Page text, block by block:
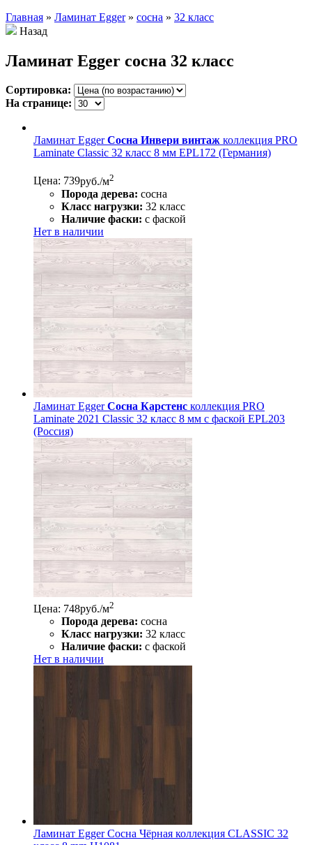
Главная » Ламинат Egger » сосна » 32 класс
Назад
Ламинат Egger сосна 32 класс
Сортировка:
На странице:
Ламинат EggerСосна Инвери винтаж коллекция PRO
Laminate Classic 32 класс 8 мм EPL172 (Германия)
Цена: 739руб./м2
Порода дерева: сосна
Класс нагрузки: 32 класс
Наличие фаски: с фаской
Нет в наличии
Ламинат EggerСосна Карстенс коллекция PRO
Laminate 2021 Classic 32 класс 8 мм с фаской EPL203
(Россия)
Цена: 748руб./м2
Порода дерева: сосна
Класс нагрузки: 32 класс
Наличие фаски: с фаской
Нет в наличии
Ламинат Egger Сосна Чёрная коллекция CLASSIC 32